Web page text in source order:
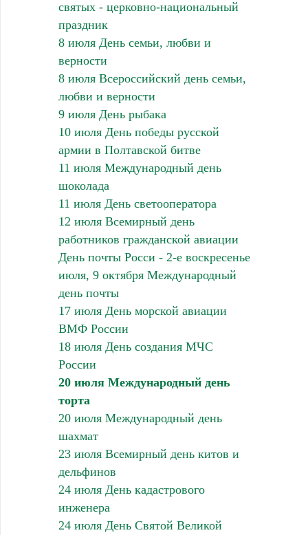
святых - церковно-национальный
праздник
8 июля День семьи, любви и
верности
8 июля Всероссийский день семьи,
любви и верности
9 июля День рыбака
10 июля День победы русской
армии в Полтавской битве
11 июля Международный день
шоколада
11 июля День светооператора
12 июля Всемирный день
работников гражданской авиации
День почты Росси - 2-е воскресенье
июля, 9 октября Международный
день почты
17 июля День морской авиации
ВМФ России
18 июля День создания МЧС
России
20 июля Международный день
торта
20 июля Международный день
шахмат
23 июля Всемирный день китов и
дельфинов
24 июля День кадастрового
инженера
24 июля День Святой Великой